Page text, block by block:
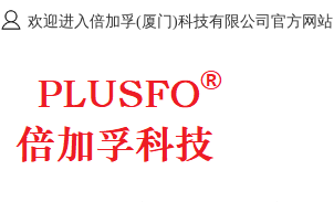
欢迎进入倍加孚(厦门)科技有限公司官方网站